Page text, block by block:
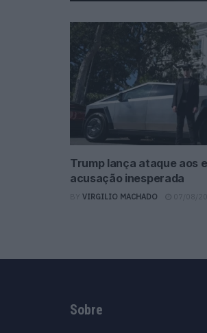
Trump lança ataque aos
acusação inesperada
BY VIRGILIO MACHADO 07/08/
Sobre